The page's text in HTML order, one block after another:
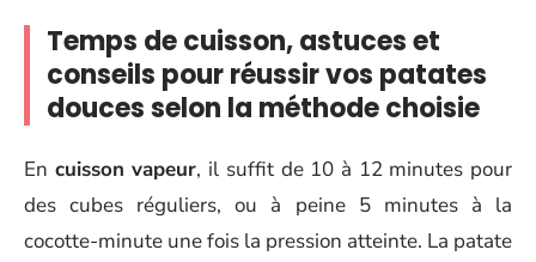
Temps de cuisson, astuces et
conseils pour réussir vos patates
douces selon la méthode choisie
En cuisson vapeur, il suffit de 10 à 12 minutes pour
des cubes réguliers, ou à peine 5 minutes à la
cocotte-minute une fois la pression atteinte. La patate